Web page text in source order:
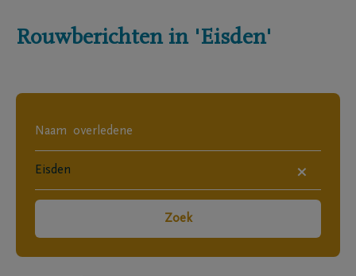
Rouwberichten in 'Eisden'
×
Zoek